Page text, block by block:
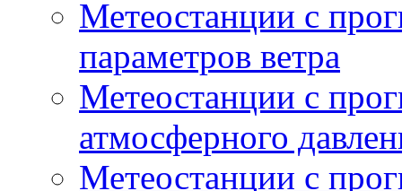
Метеостанции с
параметров ветра
Метеостанции с
атмосферного
Метеостанции с